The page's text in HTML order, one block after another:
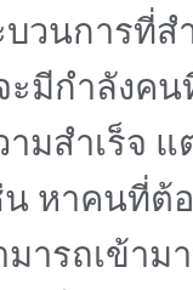
บวนการที่ส
ะมีกำลังค
ามสำเร็จ
น หาคนที่ต้
มารถเข้า